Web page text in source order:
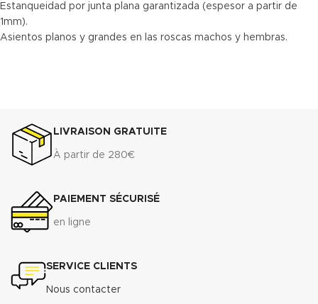
Estanqueidad por junta plana garantizada (espesor a partir de
1mm).
Asientos planos y grandes en las roscas machos y hembras.
LIVRAISON GRATUITE
À partir de 280€
PAIEMENT SÉCURISÉ
en ligne
SERVICE CLIENTS
Nous contacter